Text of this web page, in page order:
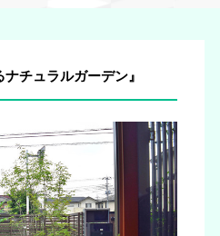
チュラルガーデン』